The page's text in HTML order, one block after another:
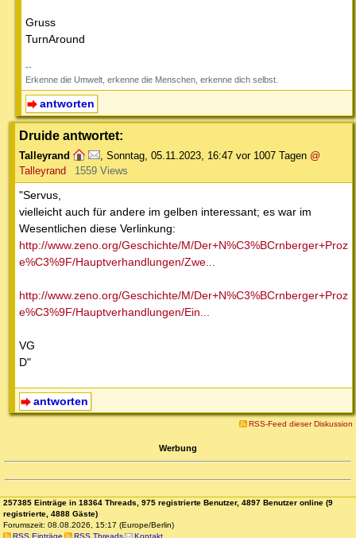
Gruss
TurnAround
--
Erkenne die Umwelt, erkenne die Menschen, erkenne dich selbst.
antworten
Druide antwortet:
Talleyrand Sonntag, 05.11.2023, 16:47 vor 1007 Tagen @
Talleyrand
1559 Views
"Servus,
vielleicht auch für andere im gelben interessant; es war im
Wesentlichen diese Verlinkung:
http://www.zeno.org/Geschichte/M/Der+N%C3%BCrnberger+Proz
e%C3%9F/Hauptverhandlungen/Zwe...
http://www.zeno.org/Geschichte/M/Der+N%C3%BCrnberger+Proz
e%C3%9F/Hauptverhandlungen/Ein...
VG
D"
antworten
RSS-Feed dieser Diskussion
Werbung
257385 Einträge in 18364 Threads, 975 registrierte Benutzer, 4897 Benutzer online (9
registrierte, 4888 Gäste)
Forumszeit: 08.08.2026, 15:17 (Europe/Berlin)
RSS Einträge
RSS Threads Kontakt